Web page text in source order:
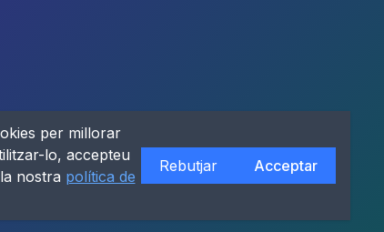
per millorar
lo, accepteu
nostra política de
Rebutjar Acceptar